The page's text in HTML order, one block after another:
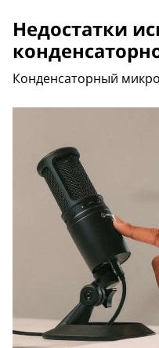
Недостатки
Конденсаторный